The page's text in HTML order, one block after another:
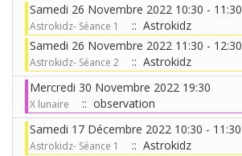
Samedi 26 Novembre 2022 10:30 - 11:30
Astrokidz- Séance 1
:: Astrokidz
Samedi 26 Novembre 2022 11:30 - 12:30
Astrokidz- Séance 2
:: Astrokidz
Mercredi 30 Novembre 2022 19:30
X lunaire
:: observation
Samedi 17 Décembre 2022 10:30 - 11:30
Astrokidz- Séance 1
:: Astrokidz